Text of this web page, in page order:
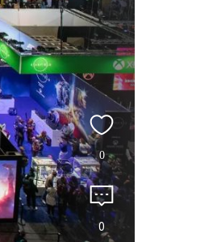
0
0